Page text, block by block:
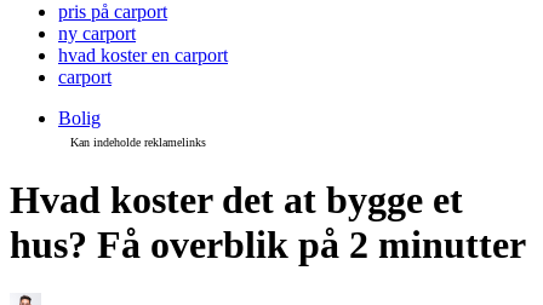
pris på carport
ny carport
hvad koster en carport
carport
Bolig
Hvad koster det at bygge et
hus? Få overblik på 2 minutter